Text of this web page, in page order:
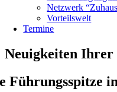
Netzwerk
Vorteilswelt
Termine
Neuigkeiten
Führungsspitze